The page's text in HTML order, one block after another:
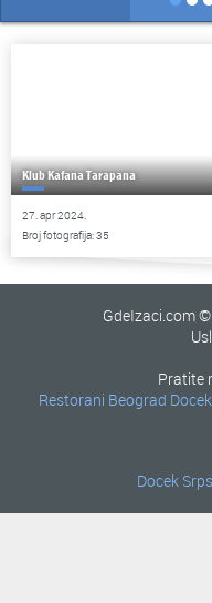
Klub Kafana Tarapana
27. apr 2024.
Broj fotografija: 35
GdeIzaci.com
Pratite
Restorani Beograd
Docek